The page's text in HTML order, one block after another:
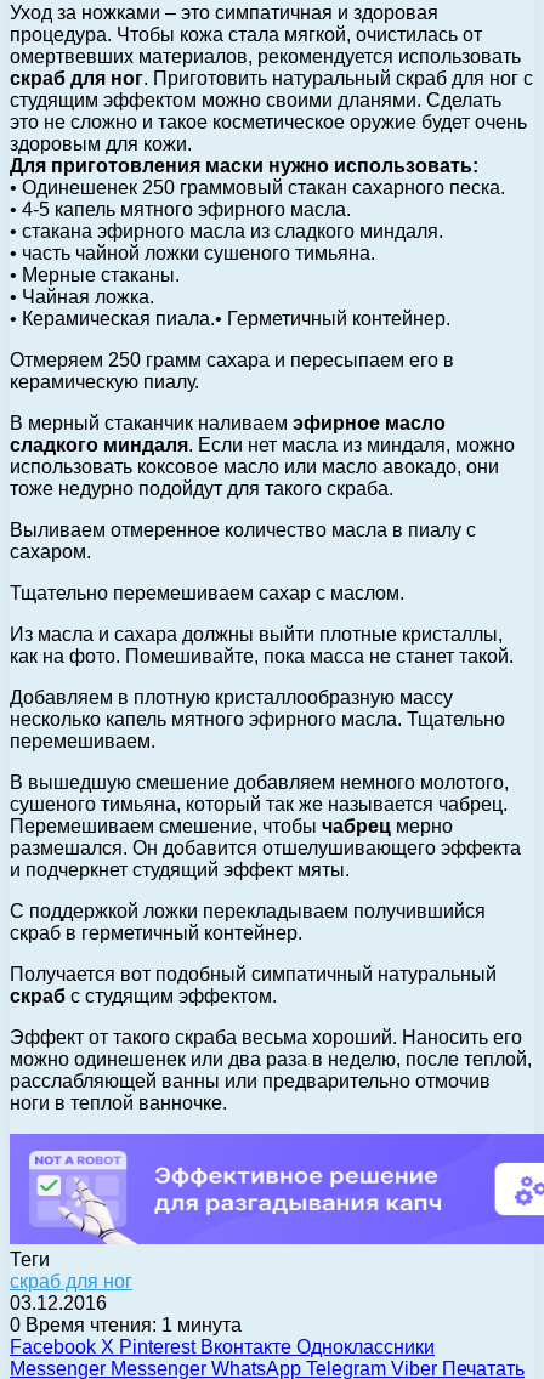
Уход за ножками – это симпатичная и здоровая
процедура. Чтобы кожа стала мягкой, очистилась от
омертвевших материалов, рекомендуется использовать
скраб для ног. Приготовить натуральный скраб для ног с
студящим эффектом можно своими дланями. Сделать
это не сложно и такое косметическое оружие будет очень
здоровым для кожи.
Для приготовления маски нужно использовать:
• Одинешенек 250 граммовый стакан сахарного песка.
• 4-5 капель мятного эфирного масла.
• стакана эфирного масла из сладкого миндаля.
• часть чайной ложки сушеного тимьяна.
• Мерные стаканы.
• Чайная ложка.
• Керамическая пиала.• Герметичный контейнер.
Отмеряем 250 грамм сахара и пересыпаем его в
керамическую пиалу.
В мерный стаканчик наливаем эфирное масло
сладкого миндаля. Если нет масла из миндаля, можно
использовать коксовое масло или масло авокадо, они
тоже недурно подойдут для такого скраба.
Выливаем отмеренное количество масла в пиалу с
сахаром.
Тщательно перемешиваем сахар с маслом.
Из масла и сахара должны выйти плотные кристаллы,
как на фото. Помешивайте, пока масса не станет такой.
Добавляем в плотную кристаллообразную массу
несколько капель мятного эфирного масла. Тщательно
перемешиваем.
В вышедшую смешение добавляем немного молотого,
сушеного тимьяна, который так же называется чабрец.
Перемешиваем смешение, чтобы чабрец мерно
размешался. Он добавится отшелушивающего эффекта
и подчеркнет студящий эффект мяты.
С поддержкой ложки перекладываем получившийся
скраб в герметичный контейнер.
Получается вот подобный симпатичный натуральный
скраб с студящим эффектом.
Эффект от такого скраба весьма хороший. Наносить его
можно одинешенек или два раза в неделю, после теплой,
расслабляющей ванны или предварительно отмочив
ноги в теплой ванночке.
Теги
скраб для ног
03.12.2016
0 Время чтения: 1 минута
Facebook X Pinterest Вконтакте Одноклассники
Messenger Messenger WhatsApp Telegram Viber Печатать